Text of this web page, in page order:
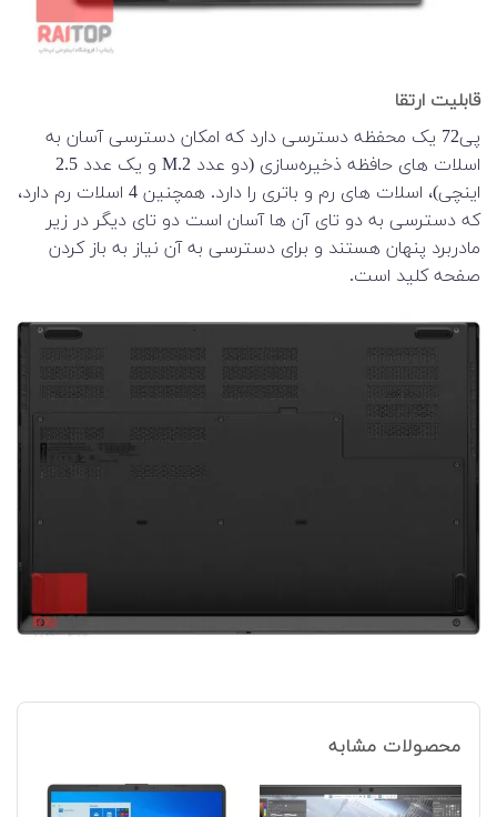
قابلیت ارتقا
پی72 یک محفظه دسترسی دارد که امکان دسترسی آسان به
اسلات های حافظه ذخیره‌سازی (دو عدد M.2 و یک عدد 2.5
اینچی)، اسلات های رم و باتری را دارد. همچنین 4 اسلات رم دارد،
که دسترسی به دو تای آن ها آسان است دو تای دیگر در زیر
مادربرد پنهان هستند و برای دسترسی به آن نیاز به باز کردن
صفحه کلید است.
محصولات مشابه